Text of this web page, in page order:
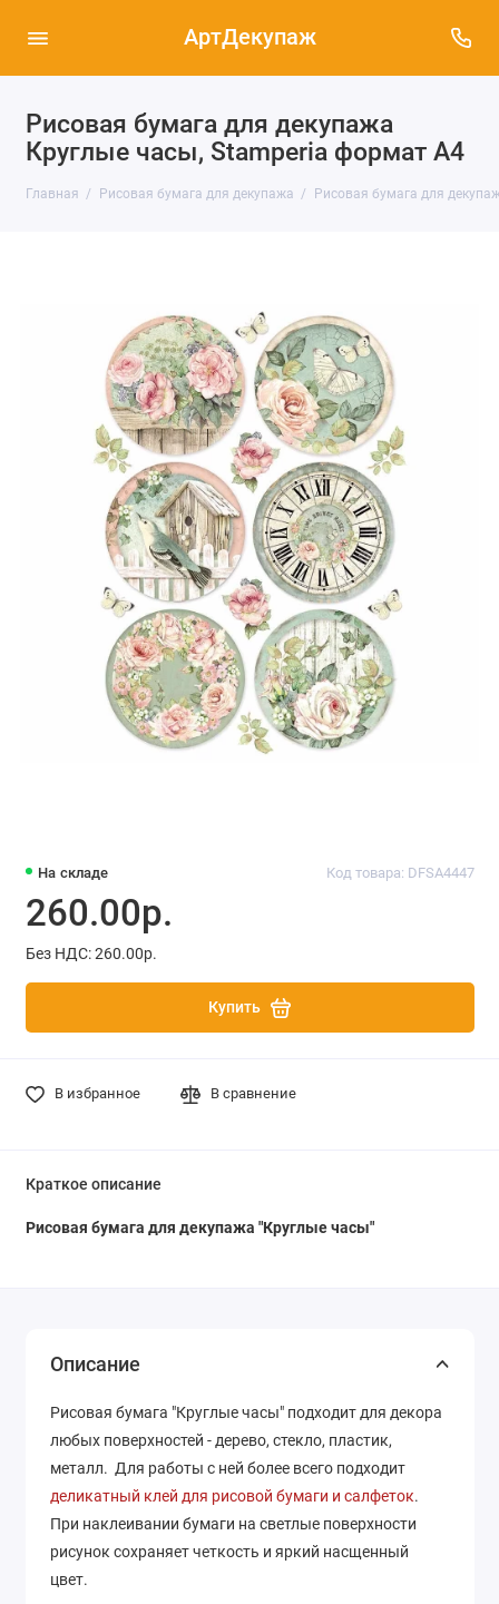
АртДекупаж
Рисовая бумага для декупажа
Круглые часы, Stamperia формат А4
Главная Рисовая бумага для декупажа Рисовая бумага для
На складе Код товара: DFSA4447
260.00р.
Без НДС: 260.00р.
Купить
В избранное В сравнение
Краткое описание
Рисовая бумага для декупажа "Круглые часы"
Описание
Рисовая бумага "Круглые часы" подходит для декора
любых поверхностей - дерево, стекло, пластик,
металл. Для работы с ней более всего подходит
деликатный клей для рисовой бумаги и салфеток.
При наклеивании бумаги на светлые поверхности
рисунок сохраняет четкость и яркий насщенный
цвет.